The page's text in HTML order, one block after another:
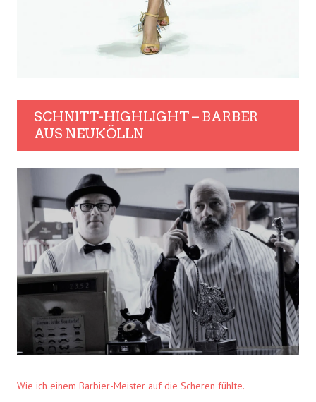
SCHNITT-HIGHLIGHT – BARBER
AUS NEUKÖLLN
Wie ich einem Barbier-Meister auf die Scheren fühlte.